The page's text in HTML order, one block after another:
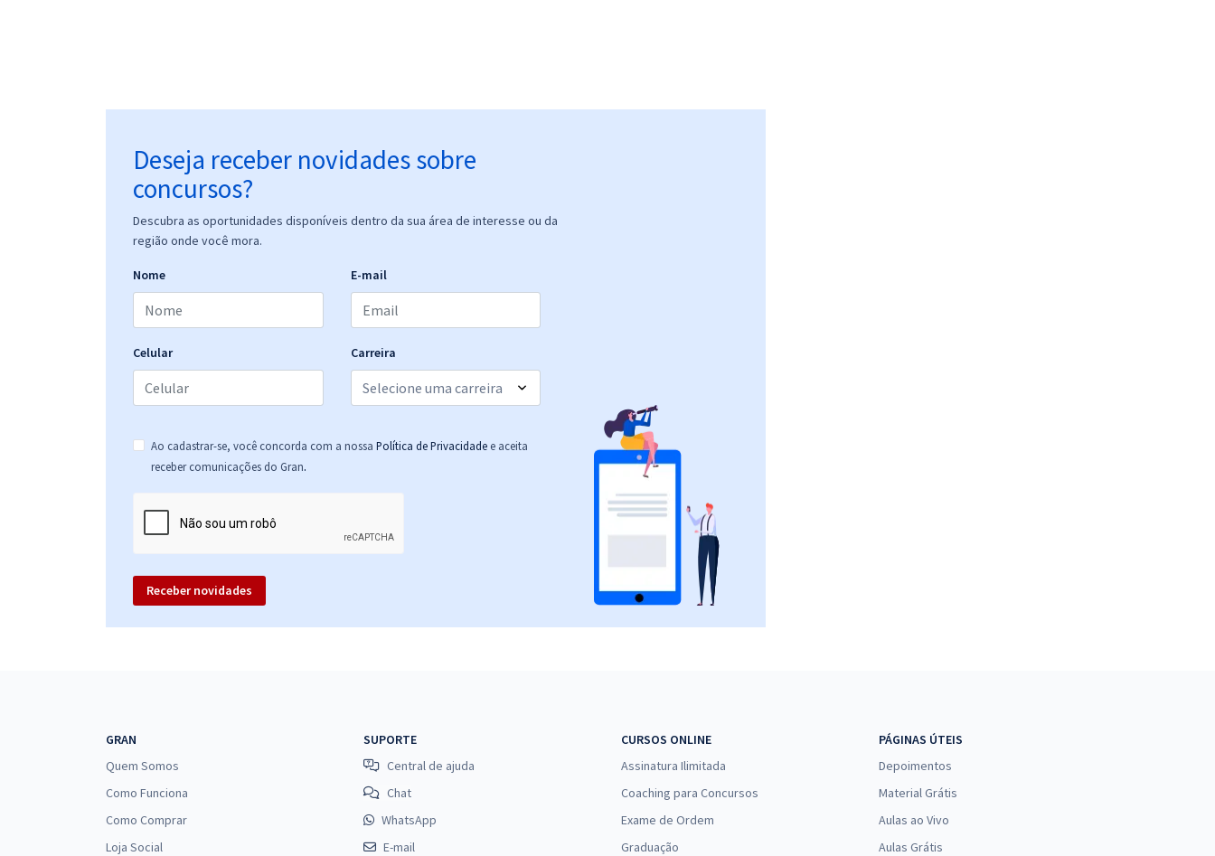
Deseja receber novidades sobre
concursos?
Descubra as oportunidades disponíveis dentro da sua área de interesse ou da
região onde você mora.
Nome E-mail
Celular Carreira
Ao cadastrar-se, você concorda com a nossa Política de Privacidade e aceita
receber comunicações do Gran.
Receber novidades
GRAN
Quem Somos
Como Funciona
Como Comprar
Loja Social
SUPORTE
Central de ajuda
Chat
WhatsApp
E-mail
CURSOS ONLINE
Assinatura Ilimitada
Coaching para Concursos
Exame de Ordem
Graduação
PÁGINAS ÚTEIS
Depoimentos
Material Grátis
Aulas ao Vivo
Aulas Grátis